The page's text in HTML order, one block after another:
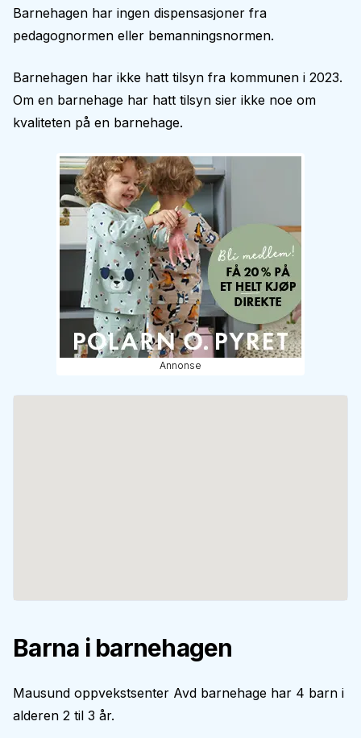
Barnehagen har ingen dispensasjoner fra
pedagognormen eller bemanningsnormen.
Barnehagen har ikke hatt tilsyn fra kommunen i 2023.
Om en barnehage har hatt tilsyn sier ikke noe om
kvaliteten på en barnehage.
Annonse
Barna i barnehagen
Mausund oppvekstsenter Avd barnehage har 4 barn i
alderen 2 til 3 år.